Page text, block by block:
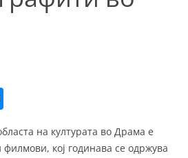
e
ss
на културата во Драма е
кој годинава се одржува